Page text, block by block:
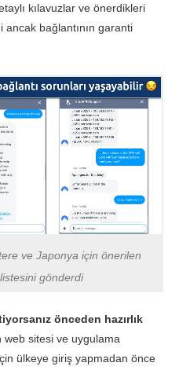
kılavuzlar ve önerdikleri
bağlantının garanti
ve Japonya için önerilen
gönderdi
önceden hazırlık
web sitesi ve uygulama
ülkeye giriş yapmadan önce